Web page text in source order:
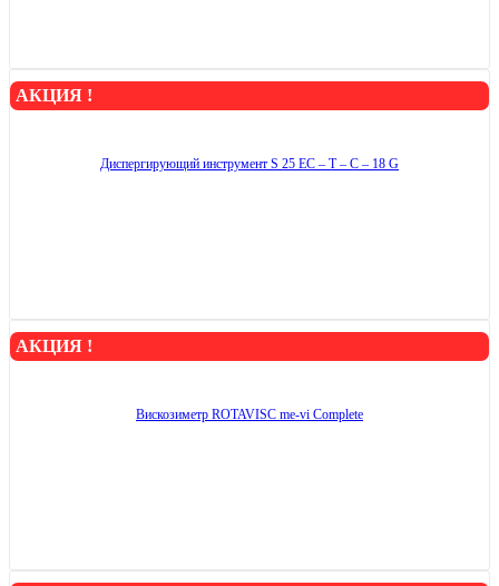
АКЦИЯ !
Диспергирующий инструмент S 25 EC – T – C – 18 G
АКЦИЯ !
Вискозиметр ROTAVISC me-vi Complete